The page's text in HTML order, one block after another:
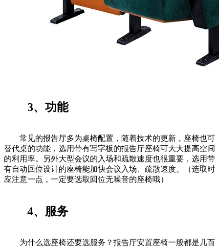
3、功能
常见的报告厅多为桌椅配置，随着技术的更新，座椅也可
替代桌的功能，选用带有写字板的报告厅座椅可大大提高空间
的利用率。另外大型会议的入场和疏散速度也很重要，选用带
有自动回位设计的座椅能加快会议入场、疏散速度。（选取时
应注意一点，一定要选取回位无噪音的座椅哦）
4、服务
为什么选座椅还要选服务？报告厅安置座椅一般都是几百